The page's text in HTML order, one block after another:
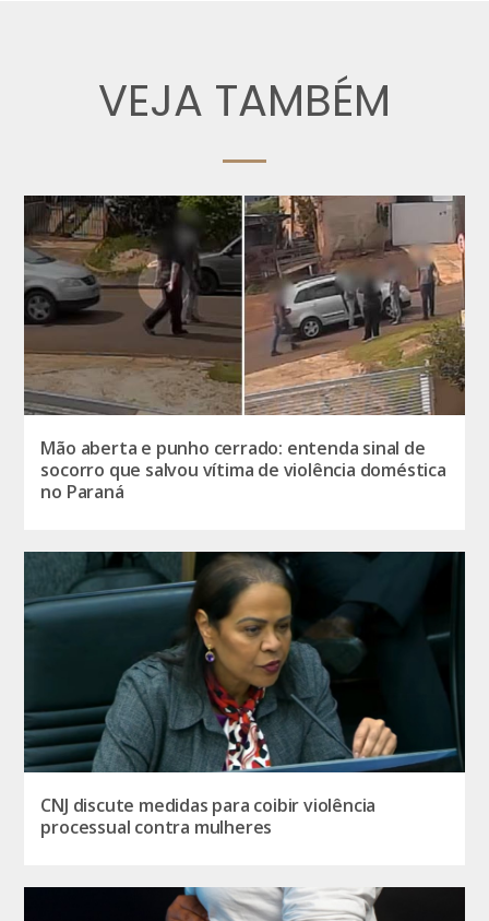
VEJA TAMBÉM
Mão aberta e punho cerrado: entenda sinal de
socorro que salvou vítima de violência doméstica
no Paraná
CNJ discute medidas para coibir violência
processual contra mulheres